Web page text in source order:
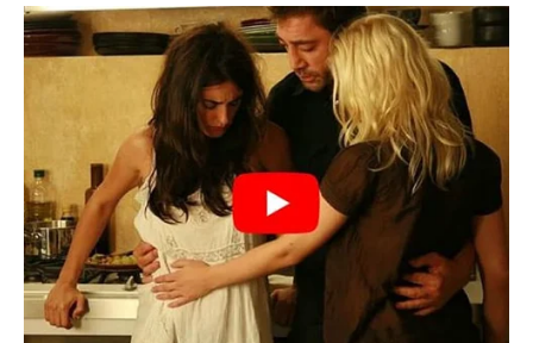
Noć je bila još teža. Pretraživala je stare poruke, tražila
bilo kakav trag, nešto što bi objasnilo kako je njihova veza
otišla u tom pravcu. Ispod svega što je do tada verovala,
sada je videla stvarnost koju je toliko dugo ignorisala. Nije
našla ništa– sve je bilo pažljivo sakriveno, a bol je bila još
teža zbog toga.
Sutradan, Snežana je donela važnu odluku. Otišla je na stazu,
na mesto gde je prethodnog dana videla Vladimira sa drugom
ženom. I prišla im je iznenada, bez reči. Njegov izraz lica
menjao se iz šoka u
krivicu
, ali Snežana nije imala ni potrebu